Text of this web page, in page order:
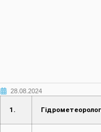
28.08.2024
1.